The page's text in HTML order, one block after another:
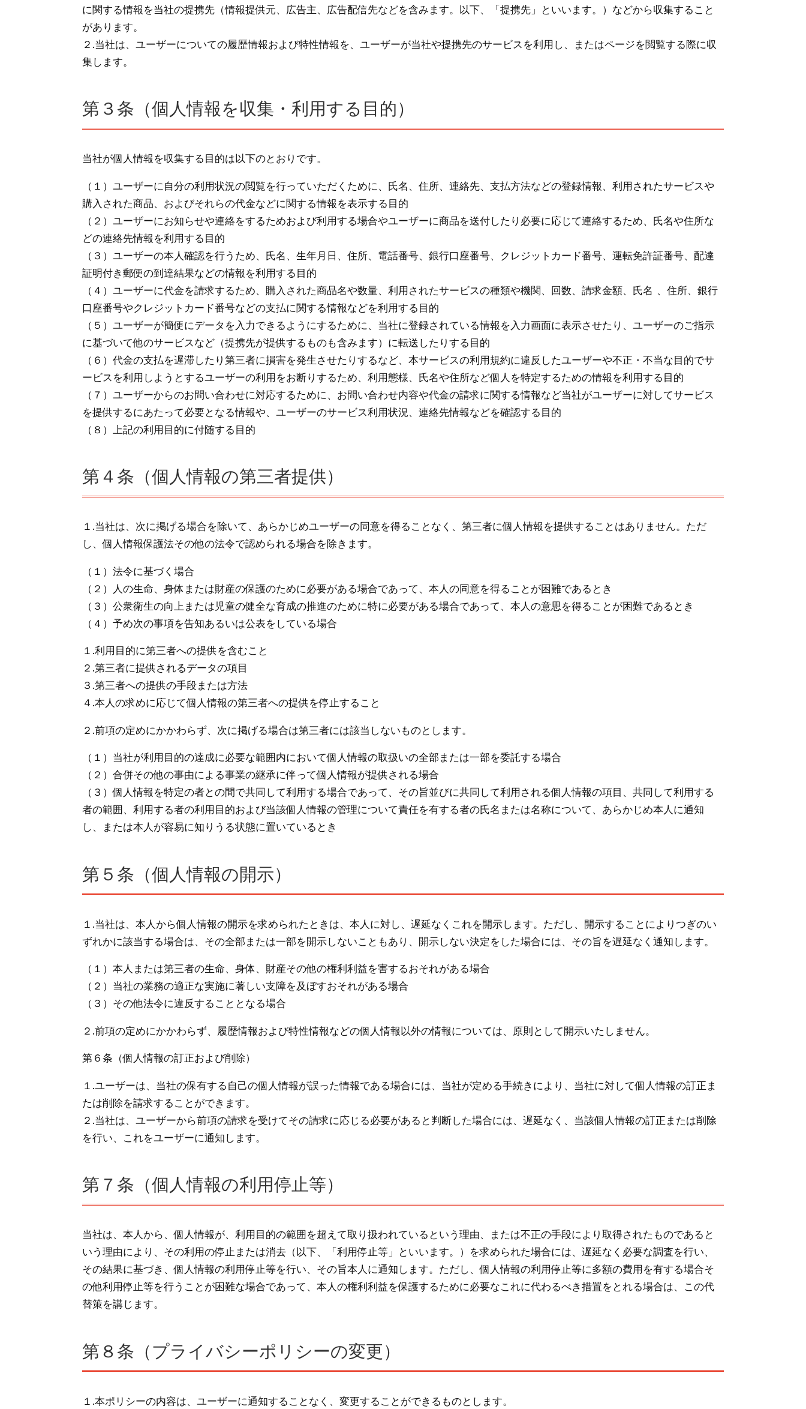
に関する情報を当社の提携先（情報提供元、広告主、広告配信先などを含みます。以下、「提携先」といいます。）などから収集すること
があります。
２.当社は、ユーザーについての履歴情報および特性情報を、ユーザーが当社や提携先のサービスを利用し、またはページを閲覧する際に収
集します。
第３条（個人情報を収集・利用する目的）
当社が個人情報を収集する目的は以下のとおりです。
（１）ユーザーに自分の利用状況の閲覧を行っていただくために、氏名、住所、連絡先、支払方法などの登録情報、利用されたサービスや
購入された商品、およびそれらの代金などに関する情報を表示する目的
（２）ユーザーにお知らせや連絡をするためおよび利用する場合やユーザーに商品を送付したり必要に応じて連絡するため、氏名や住所な
どの連絡先情報を利用する目的
（３）ユーザーの本人確認を行うため、氏名、生年月日、住所、電話番号、銀行口座番号、クレジットカード番号、運転免許証番号、配達
証明付き郵便の到達結果などの情報を利用する目的
（４）ユーザーに代金を請求するため、購入された商品名や数量、利用されたサービスの種類や機関、回数、請求金額、氏名 、住所、銀行
口座番号やクレジットカード番号などの支払に関する情報などを利用する目的
（５）ユーザーが簡便にデータを入力できるようにするために、当社に登録されている情報を入力画面に表示させたり、ユーザーのご指示
に基づいて他のサービスなど（提携先が提供するものも含みます）に転送したりする目的
（６）代金の支払を遅滞したり第三者に損害を発生させたりするなど、本サービスの利用規約に違反したユーザーや不正・不当な目的でサ
ービスを利用しようとするユーザーの利用をお断りするため、利用態様、氏名や住所など個人を特定するための情報を利用する目的
（７）ユーザーからのお問い合わせに対応するために、お問い合わせ内容や代金の請求に関する情報など当社がユーザーに対してサービス
を提供するにあたって必要となる情報や、ユーザーのサービス利用状況、連絡先情報などを確認する目的
（８）上記の利用目的に付随する目的
第４条（個人情報の第三者提供）
１.当社は、次に掲げる場合を除いて、あらかじめユーザーの同意を得ることなく、第三者に個人情報を提供することはありません。ただ
し、個人情報保護法その他の法令で認められる場合を除きます。
（１）法令に基づく場合
（２）人の生命、身体または財産の保護のために必要がある場合であって、本人の同意を得ることが困難であるとき
（３）公衆衛生の向上または児童の健全な育成の推進のために特に必要がある場合であって、本人の意思を得ることが困難であるとき
（４）予め次の事項を告知あるいは公表をしている場合
１.利用目的に第三者への提供を含むこと
２.第三者に提供されるデータの項目
３.第三者への提供の手段または方法
４.本人の求めに応じて個人情報の第三者への提供を停止すること
２.前項の定めにかかわらず、次に掲げる場合は第三者には該当しないものとします。
（１）当社が利用目的の達成に必要な範囲内において個人情報の取扱いの全部または一部を委託する場合
（２）合併その他の事由による事業の継承に伴って個人情報が提供される場合
（３）個人情報を特定の者との間で共同して利用する場合であって、その旨並びに共同して利用される個人情報の項目、共同して利用する
者の範囲、利用する者の利用目的および当該個人情報の管理について責任を有する者の氏名または名称について、あらかじめ本人に通知
し、または本人が容易に知りうる状態に置いているとき
第５条（個人情報の開示）
１.当社は、本人から個人情報の開示を求められたときは、本人に対し、遅延なくこれを開示します。ただし、開示することによりつぎのい
ずれかに該当する場合は、その全部または一部を開示しないこともあり、開示しない決定をした場合には、その旨を遅延なく通知します。
（１）本人または第三者の生命、身体、財産その他の権利利益を害するおそれがある場合
（２）当社の業務の適正な実施に著しい支障を及ぼすおそれがある場合
（３）その他法令に違反することとなる場合
２.前項の定めにかかわらず、履歴情報および特性情報などの個人情報以外の情報については、原則として開示いたしません。
第６条（個人情報の訂正および削除）
１.ユーザーは、当社の保有する自己の個人情報が誤った情報である場合には、当社が定める手続きにより、当社に対して個人情報の訂正ま
たは削除を請求することができます。
２.当社は、ユーザーから前項の請求を受けてその請求に応じる必要があると判断した場合には、遅延なく、当該個人情報の訂正または削除
を行い、これをユーザーに通知します。
第７条（個人情報の利用停止等）
当社は、本人から、個人情報が、利用目的の範囲を超えて取り扱われているという理由、または不正の手段により取得されたものであると
いう理由により、その利用の停止または消去（以下、「利用停止等」といいます。）を求められた場合には、遅延なく必要な調査を行い、
その結果に基づき、個人情報の利用停止等を行い、その旨本人に通知します。ただし、個人情報の利用停止等に多額の費用を有する場合そ
の他利用停止等を行うことが困難な場合であって、本人の権利利益を保護するために必要なこれに代わるべき措置をとれる場合は、この代
替策を講じます。
第８条（プライバシーポリシーの変更）
１.本ポリシーの内容は、ユーザーに通知することなく、変更することができるものとします。